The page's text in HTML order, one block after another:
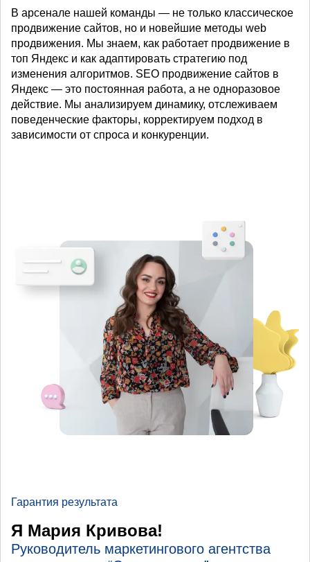
В арсенале нашей команды — не только классическое
продвижение сайтов, но и новейшие методы web
продвижения. Мы знаем, как работает продвижение в
топ Яндекс и как адаптировать стратегию под
изменения алгоритмов. SEO продвижение сайтов в
Яндекс — это постоянная работа, а не одноразовое
действие. Мы анализируем динамику, отслеживаем
поведенческие факторы, корректируем подход в
зависимости от спроса и конкуренции.
Гарантия результата
Я Мария Кривова!
Руководитель маркетингового агентства